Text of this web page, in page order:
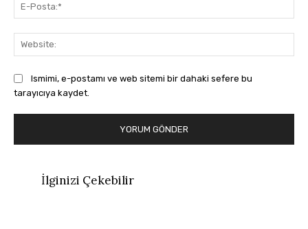
Ismimi, e-postamı ve web sitemi bir dahaki sefere bu
tarayıcıya kaydet.
İlginizi Çekebilir